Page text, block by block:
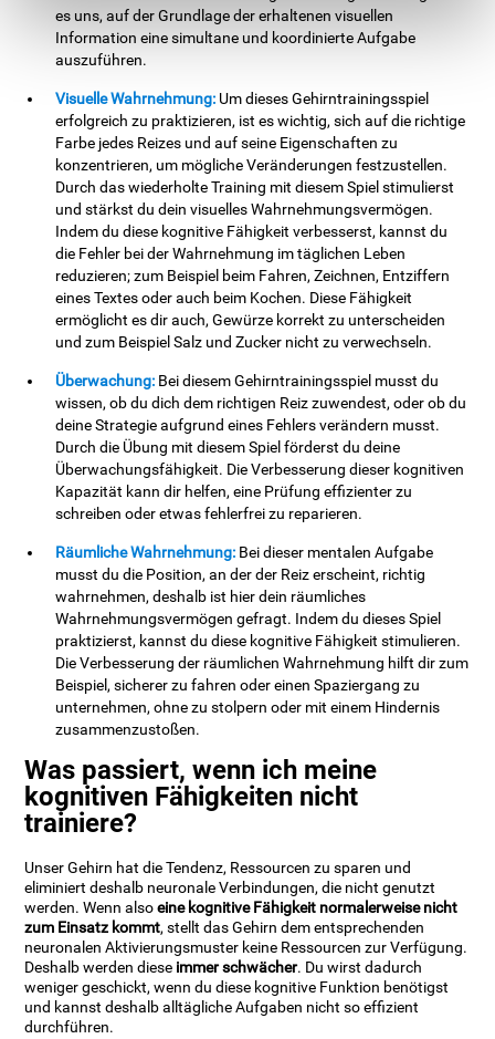
es uns, auf der Grundlage der erhaltenen visuellen
Information eine simultane und koordinierte Aufgabe
auszuführen.
Visuelle Wahrnehmung: Um dieses Gehirntrainingsspiel
erfolgreich zu praktizieren, ist es wichtig, sich auf die richtige
Farbe jedes Reizes und auf seine Eigenschaften zu
konzentrieren, um mögliche Veränderungen festzustellen.
Durch das wiederholte Training mit diesem Spiel stimulierst
und stärkst du dein visuelles Wahrnehmungsvermögen.
Indem du diese kognitive Fähigkeit verbesserst, kannst du
die Fehler bei der Wahrnehmung im täglichen Leben
reduzieren; zum Beispiel beim Fahren, Zeichnen, Entziffern
eines Textes oder auch beim Kochen. Diese Fähigkeit
ermöglicht es dir auch, Gewürze korrekt zu unterscheiden
und zum Beispiel Salz und Zucker nicht zu verwechseln.
Überwachung: Bei diesem Gehirntrainingsspiel musst du
wissen, ob du dich dem richtigen Reiz zuwendest, oder ob du
deine Strategie aufgrund eines Fehlers verändern musst.
Durch die Übung mit diesem Spiel förderst du deine
Überwachungsfähigkeit. Die Verbesserung dieser kognitiven
Kapazität kann dir helfen, eine Prüfung effizienter zu
schreiben oder etwas fehlerfrei zu reparieren.
Räumliche Wahrnehmung: Bei dieser mentalen Aufgabe
musst du die Position, an der der Reiz erscheint, richtig
wahrnehmen, deshalb ist hier dein räumliches
Wahrnehmungsvermögen gefragt. Indem du dieses Spiel
praktizierst, kannst du diese kognitive Fähigkeit stimulieren.
Die Verbesserung der räumlichen Wahrnehmung hilft dir zum
Beispiel, sicherer zu fahren oder einen Spaziergang zu
unternehmen, ohne zu stolpern oder mit einem Hindernis
zusammenzustoßen.
Was passiert, wenn ich meine
kognitiven Fähigkeiten nicht
trainiere?
Unser Gehirn hat die Tendenz, Ressourcen zu sparen und
eliminiert deshalb neuronale Verbindungen, die nicht genutzt
werden. Wenn alsoeine kognitive Fähigkeit normalerweise nicht
zum Einsatz kommt, stellt das Gehirn dem entsprechenden
neuronalen Aktivierungsmuster keine Ressourcen zur Verfügung.
Deshalb werden diese immer schwächer. Du wirst dadurch
weniger geschickt, wenn du diese kognitive Funktion benötigst
und kannst deshalb alltägliche Aufgaben nicht so effizient
durchführen.